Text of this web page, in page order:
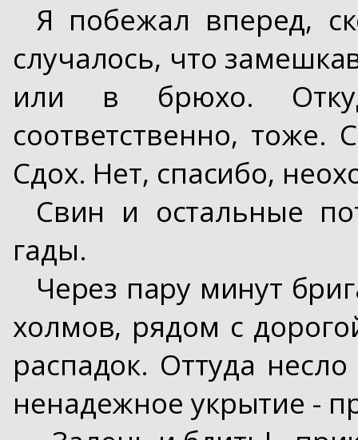
Я побежал вперед,
случалось, что
или в брюхо.
соответственно, тоже.
Сдох. Нет, спасибо,
Свин и остальные
гады.
Через пару минут
холмов, рядом с
распадок. Оттуда
ненадежное укрытие -